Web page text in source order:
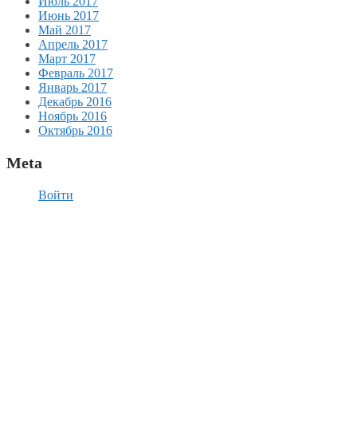
Июнь 2017
Май 2017
Апрель 2017
Март 2017
Февраль 2017
Январь 2017
Декабрь 2016
Ноябрь 2016
Октябрь 2016
Meta
Войти